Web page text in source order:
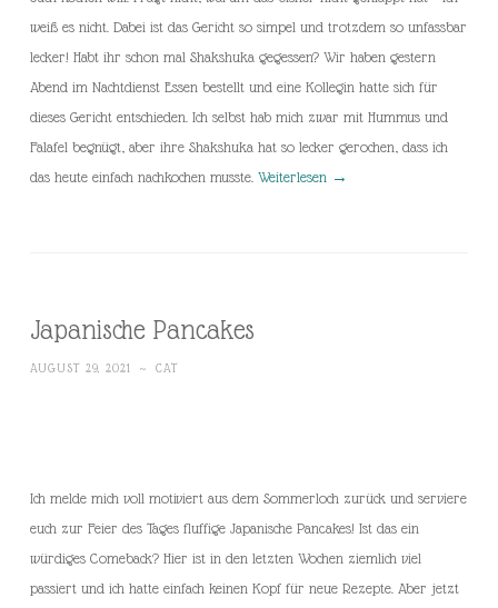
weiß es nicht. Dabei ist das Gericht so simpel und trotzdem so unfassbar
lecker! Habt ihr schon mal Shakshuka gegessen? Wir haben gestern
Abend im Nachtdienst Essen bestellt und eine Kollegin hatte sich für
dieses Gericht entschieden. Ich selbst hab mich zwar mit Hummus und
Falafel begnügt, aber ihre Shakshuka hat so lecker gerochen, dass ich
das heute einfach nachkochen musste. Weiterlesen →
Japanische Pancakes
AUGUST 29, 2021 ~ CAT
Ich melde mich voll motiviert aus dem Sommerloch zurück und serviere
euch zur Feier des Tages fluffige Japanische Pancakes! Ist das ein
würdiges Comeback? Hier ist in den letzten Wochen ziemlich viel
passiert und ich hatte einfach keinen Kopf für neue Rezepte. Aber jetzt